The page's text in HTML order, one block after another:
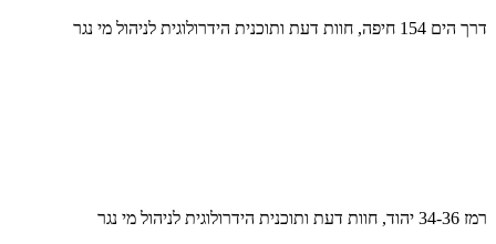
דרך הים 154 חיפה, חוות דעת ותוכנית הידרולוגית לניהול מי נגר
רמז 34-36 יהוד, חוות דעת ותוכנית הידרולוגית לניהול מי נגר